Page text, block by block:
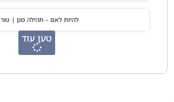
להיות לאם – תהילה מגן | טור 6
טען עוד